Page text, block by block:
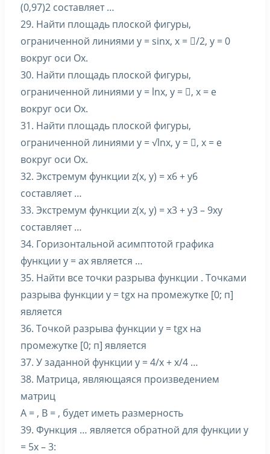
(0,97)2 составляет …
29. Найти площадь плоской фигуры,
ограниченной линиями y = sinx, x = /2, y = 0
вокруг оси Ox.
30. Найти площадь плоской фигуры,
ограниченной линиями y = lnx, y = , x = e
вокруг оси Ox.
31. Найти площадь плоской фигуры,
ограниченной линиями y = √lnx, y = , x = e
вокруг оси Ox.
32. Экстремум функции z(x, y) = x6 + y6
составляет …
33. Экстремум функции z(x, y) = x3 + y3 – 9xy
составляет …
34. Горизонтальной асимптотой графика
функции y = ax является …
35. Найти все точки разрыва функции . Точками
разрыва функции y = tgx на промежутке [0; п]
является
36. Точкой разрыва функции y = tgx на
промежутке [0; п] является
37. У заданной функции y = 4/x + x/4 …
38. Матрица, являющаяся произведением
матриц
A = , B = , будет иметь размерность
39. Функция … является обратной для функции y
= 5x – 3: